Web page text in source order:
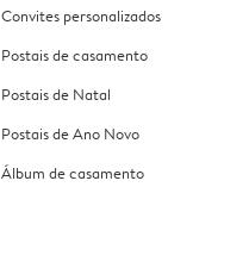
Convites personalizados
Postais de casamento
Postais de Natal
Postais de Ano Novo
Álbum de casamento